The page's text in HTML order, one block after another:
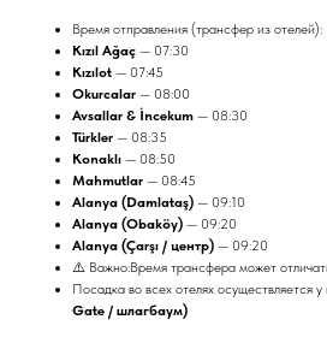
Время отправления (трансфер из отелей):
Kızıl Ağaç — 07:30
Kızılot — 07:45
Okurcalar — 08:00
Avsallar & İncekum — 08:30
Türkler — 08:35
Konaklı — 08:50
Mahmutlar — 08:45
Alanya (Damlataş) — 09:10
Alanya (Obaköy) — 09:20
Alanya (Çarşı / центр) — 09:20
⚠️ Важно:Время трансфера может
Посадка во всех отелях осуществляется у
Gate / шлагбаум)